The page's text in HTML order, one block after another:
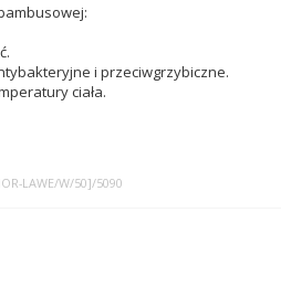
i przeciwgrzybiczne.
ciała.
LAWE/W/50]/5090